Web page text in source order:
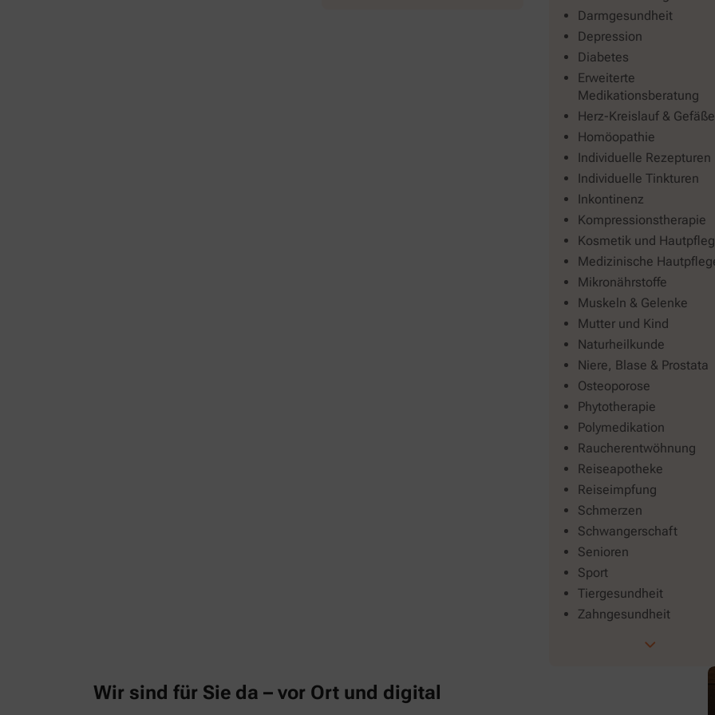
Darmgesundheit
Depression
Diabetes
Erweiterte
Medikationsberatung
Herz-Kreislauf & Gefäße
Homöopathie
Individuelle Rezepturen
Individuelle Tinkturen
Inkontinenz
Kompressionstherapie
Kosmetik und
Medizinische
Mikronährstoffe
Muskeln & Gelenke
Mutter und Kind
Naturheilkunde
Niere, Blase & Prostata
Osteoporose
Phytotherapie
Polymedikation
Raucherentwöhnung
Reiseapotheke
Reiseimpfung
Schmerzen
Schwangerschaft
Senioren
Sport
Tiergesundheit
Zahngesundheit
Wir sind für Sie da – vor Ort und digital